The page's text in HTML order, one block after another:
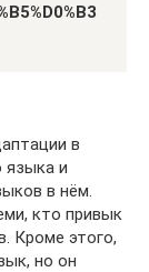
в
языка и
в нём.
кто привык
Кроме этого,
но он